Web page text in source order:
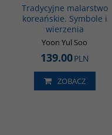
Tradycyjne malarstwo
koreańskie. Symbole i
wierzenia
Yoon Yul Soo
139.00PLN
ZOBACZ